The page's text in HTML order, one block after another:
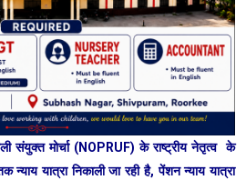
संयुक्त मोर्चा (NOPRUF) के राष्ट्रीय नेतृत्व के
न्याय यात्रा निकाली जा रही है, पेंशन न्याय यात्रा